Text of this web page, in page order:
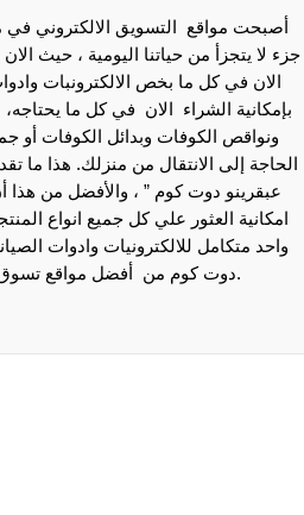
أصبحت مواقع التسويق الالكتروني
جزء لا يتجزأ من حياتنا اليومية ، حيث
الان في كل ما بخص الالكترونبات
بإمكانية الشراء الان في كل ما
ونواقص الكوفات وبدائل الكوفات أو
الحاجة إلى الانتقال من منزلك. هذا ما
عبقرينو دوت كوم ” ، والأفضل من هذا
امكانية العثور علي كل جميع انواع
واحد متكامل للالكترونيات وادوات
دوت كوم من أفضل مواقع تسوق عبر الإنترنت في مصر.